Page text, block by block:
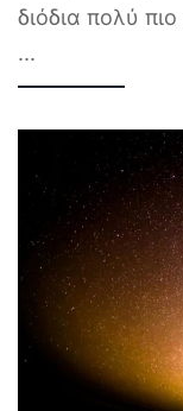
διόδια πολύ
...